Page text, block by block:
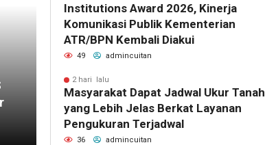
Institutions Award 2026, Kinerja
Komunikasi Publik Kementerian
ATR/BPN Kembali Diakui
49 admincuitan
2 hari lalu
Masyarakat Dapat Jadwal Ukur Tanah
yang Lebih Jelas Berkat Layanan
Pengukuran Terjadwal
36 admincuitan